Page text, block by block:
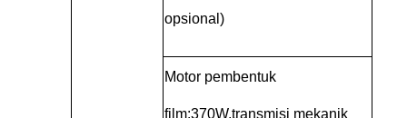
opsional)
Motor pembentuk
film:370W,transmisi mekanik